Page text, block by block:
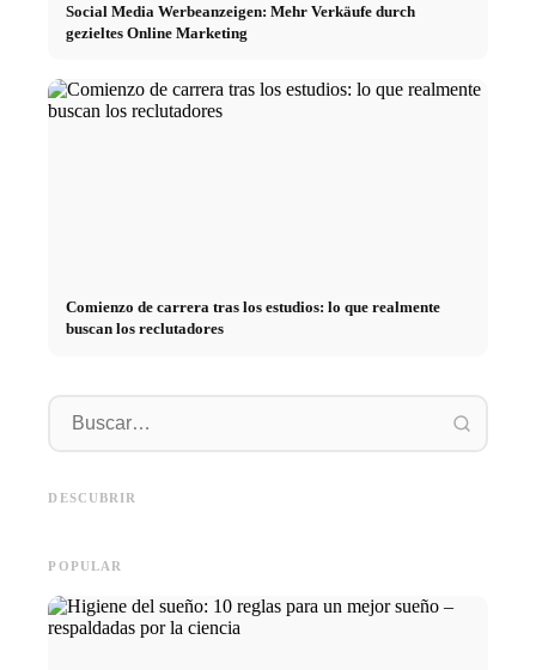
Social Media Werbeanzeigen: Mehr Verkäufe durch
gezieltes Online Marketing
Comienzo de carrera tras los estudios: lo que realmente
buscan los reclutadores
DESCUBRIR
carrera
POPULAR